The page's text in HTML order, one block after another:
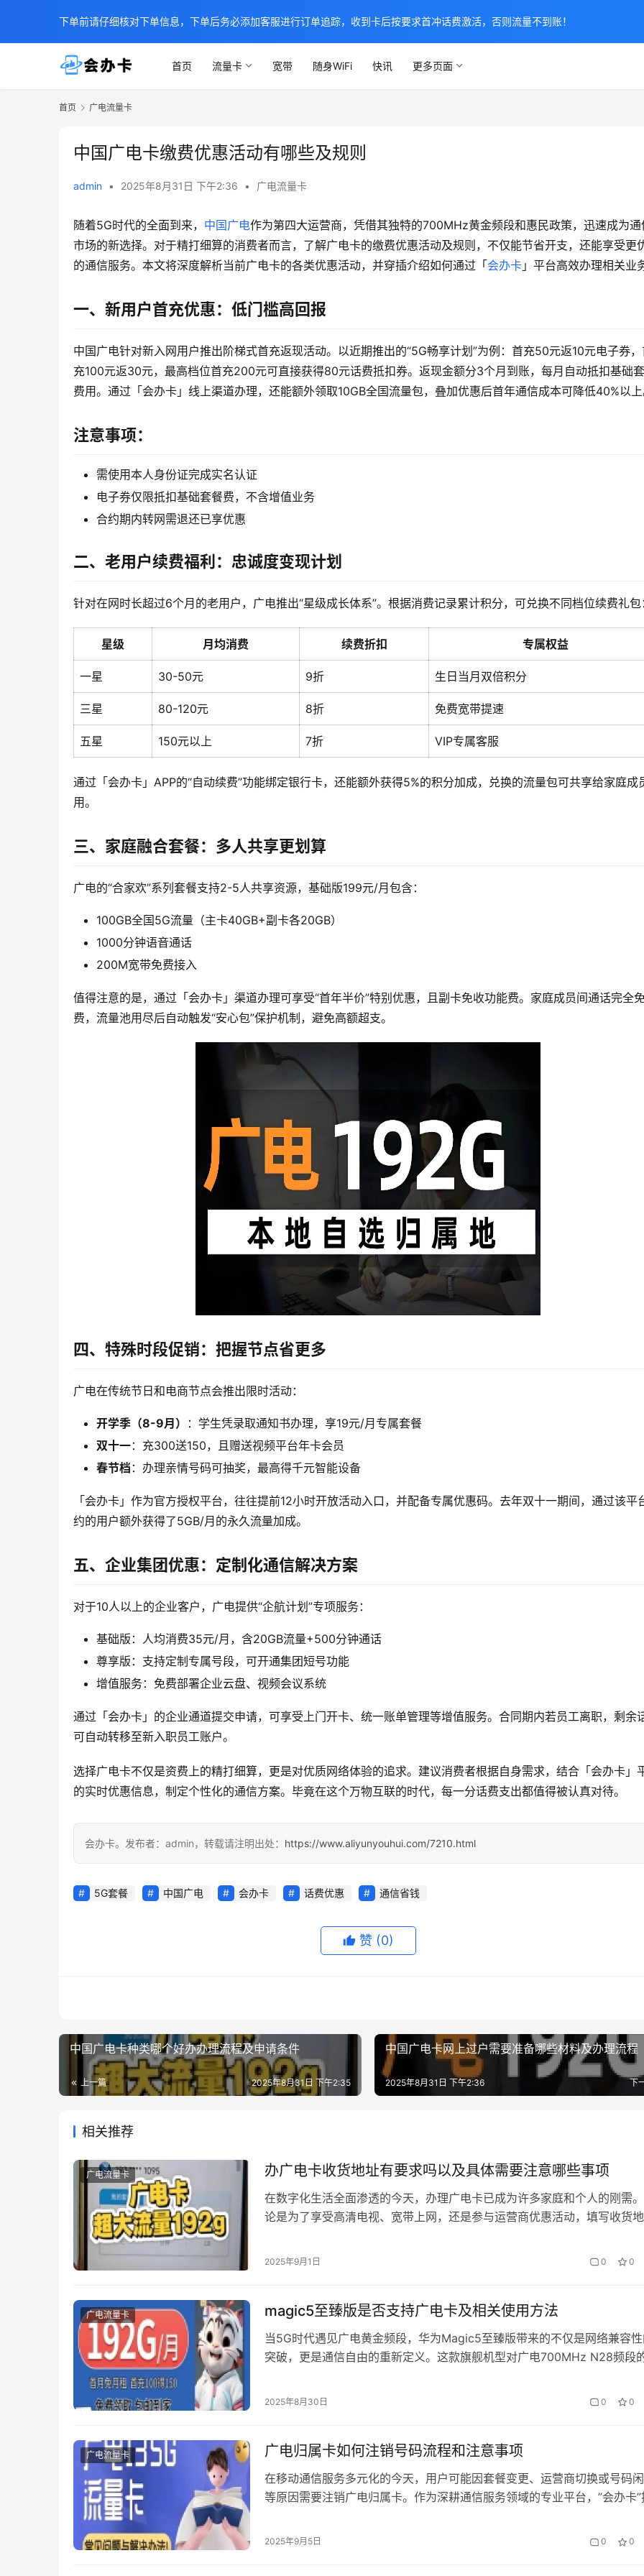
首页 流量卡 宽带 随身WiFi 快讯 更多页面
首页 广电流量卡
中国广电卡缴费优惠活动有哪些及规则
admin • 2025年8月31日 下午2:36 • 广电流量卡
随着5G时代的全面到来， 中国广电作为第四大运营商，凭借其独特的700MHz黄金频段和惠民政策，迅速成为通
市场的新选择。对于精打细算的消费者而言，了解广电卡的缴费优惠活动及规则，不仅能节省开支，还能享受更
的通信服务。本文将深度解析当前广电卡的各类优惠活动，并穿插介绍如何通过「会办卡 」平台高效办理相关业
一、新用户首充优惠：低门槛高回报
中国广电针对新入网用户推出阶梯式首充返现活动。以近期推出的“5G畅享计划”为例：首充50元返10元电子券
充100元返30元，最高档位首充200元可直接获得80元话费抵扣券。返现金额分3个月到账，每月自动抵扣基础
费用。通过「会办卡」线上渠道办理，还能额外领取10GB全国流量包，叠加优惠后首年通信成本可降低40%以
注意事项：
需使用本人身份证完成实名认证
电子券仅限抵扣基础套餐费，不含增值业务
合约期内转网需退还已享优惠
二、老用户续费福利：忠诚度变现计划
针对在网时长超过6个月的老用户，广电推出“星级成长体系”。根据消费记录累计积分，可兑换不同档位续费礼包
星级 月均消费 续费折扣 专属权益
一星 30-50元 9折 生日当月双倍积分
三星 80-120元 8折 免费宽带提速
五星 150元以上 7折 VIP专属客服
通过「会办卡」APP的“自动续费”功能绑定银行卡，还能额外获得5%的积分加成，兑换的流量包可共享给家庭成
用。
三、家庭融合套餐：多人共享更划算
广电的“合家欢”系列套餐支持2-5人共享资源，基础版199元/月包含：
100GB全国5G流量（主卡40GB+副卡各20GB）
1000分钟语音通话
200M宽带免费接入
值得注意的是，通过「会办卡」渠道办理可享受“首年半价”特别优惠，且副卡免收功能费。家庭成员间通话完全
费，流量池用尽后自动触发“安心包”保护机制，避免高额超支。
四、特殊时段促销：把握节点省更多
广电在传统节日和电商节点会推出限时活动：
开学季（8-9月）
：学生凭录取通知书办理，享19元/月专属套餐
双十一：充300送150，且赠送视频平台年卡会员
春节档 ：办理亲情号码可抽奖，最高得千元智能设备
「会办卡」作为官方授权平台，往往提前12小时开放活动入口，并配备专属优惠码。去年双十一期间，通过该平
约的用户额外获得了5GB/月的永久流量加成。
五、企业集团优惠：定制化通信解决方案
对于10人以上的企业客户，广电提供“企航计划”专项服务：
基础版：人均消费35元/月，含20GB流量+500分钟通话
尊享版：支持定制专属号段，可开通集团短号功能
增值服务：免费部署企业云盘、视频会议系统
通过「会办卡」的企业通道提交申请，可享受上门开卡、统一账单管理等增值服务。合同期内若员工离职，剩余
可自动转移至新入职员工账户。
选择广电卡不仅是资费上的精打细算，更是对优质网络体验的追求。建议消费者根据自身需求，结合「会办卡」
的实时优惠信息，制定个性化的通信方案。毕竟在这个万物互联的时代，每一分话费支出都值得被认真对待。
会办卡。发布者：admin，转载请注明出处： https://www.aliyunyouhui.com/7210.html
5G套餐 中国广电 会办卡 话费优惠 通信省钱
赞 (0)
中国广电卡种类哪个好办办理流程及申请条件
上一篇 2025年8月31日 下午2:35
中国广电卡网上过户需要准备哪些材料及办理流程
下
2025年8月31日 下午2:36
相关推荐
广电流量卡 办广电卡收货地址有要求吗以及具体需要注意哪些事项
在数字化生活全面渗透的今天，办理广电卡已成为许多家庭和个人的刚需
论是为了享受高清电视、宽带上网，还是参与运营商优惠活动，填写收货
货要求一头雾水？本文将深入解析广电卡收货地址的注意事项，并穿插会
2025年9月1日 0 0
广电流量卡 magic5至臻版是否支持广电卡及相关使用方法
当5G时代遇见广电黄金频段，华为Magic5至臻版带来的不仅是网络兼容
突破，更是通信自由的重新定义。这款旗舰机型对广电700MHz N28频段
Magic5至臻版的通信模块会发现，其搭载的麒麟9000S芯片组已内置广电
2025年8月30日 0 0
广电流量卡 广电归属卡如何注销号码流程和注意事项
在移动通信服务多元化的今天，用户可能因套餐变更、运营商切换或号码
等原因需要注销广电归属卡。作为深耕通信服务领域的专业平台，”会办卡”
文将系统梳理从前期准备到最终解绑的全流程要点。 一、注销前的必要准
2025年9月5日 0 0
下单前请仔细核对下单信息，下单后务必添加客服进行订单追踪，收到卡后按要求首冲话费激活，否则流量不到账！